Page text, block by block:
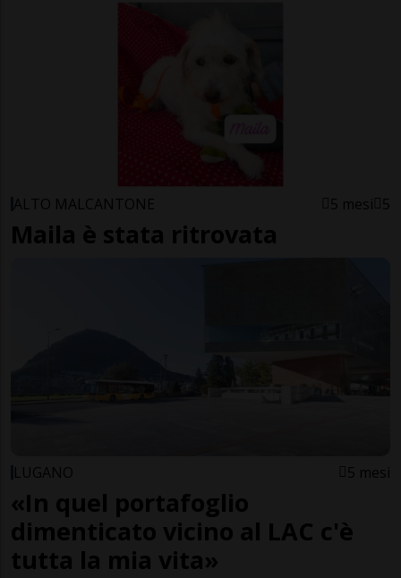
ALTO MALCANTONE 5 mesi 5
Maila è stata ritrovata
LUGANO 5 mesi
«In quel portafoglio
dimenticato vicino al LAC c'è
tutta la mia vita»